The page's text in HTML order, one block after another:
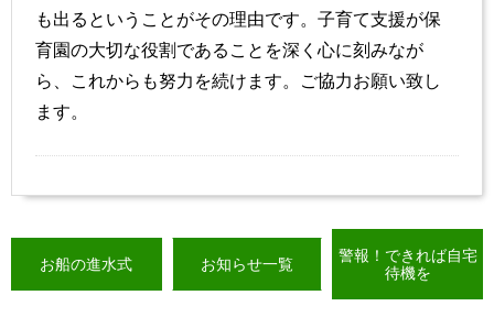
も出るということがその理由です。子育て支援が保
育園の大切な役割であることを深く心に刻みなが
ら、これからも努力を続けます。ご協力お願い致し
ます。
お船の進水式 お知らせ一覧
警報！できれば自宅
待機を